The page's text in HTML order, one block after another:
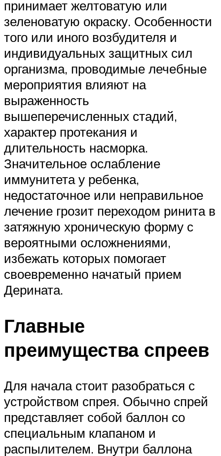
принимает желтоватую или
зеленоватую окраску. Особенности
того или иного возбудителя и
индивидуальных защитных сил
организма, проводимые лечебные
мероприятия влияют на
выраженность
вышеперечисленных стадий,
характер протекания и
длительность насморка.
Значительное ослабление
иммунитета у ребенка,
недостаточное или неправильное
лечение грозит переходом ринита в
затяжную хроническую форму с
вероятными осложнениями,
избежать которых помогает
своевременно начатый прием
Дерината.
Главные
преимущества спреев
Для начала стоит разобраться с
устройством спрея. Обычно спрей
представляет собой баллон со
специальным клапаном и
распылителем. Внутри баллона